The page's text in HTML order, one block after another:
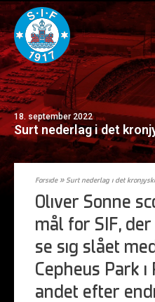
18. september 2022
Surt nederlag i det
Forside»Surt nederlag i det
Oliver Sonne
mål for SIF,
se sig slået
Cepheus Park i
andet efter